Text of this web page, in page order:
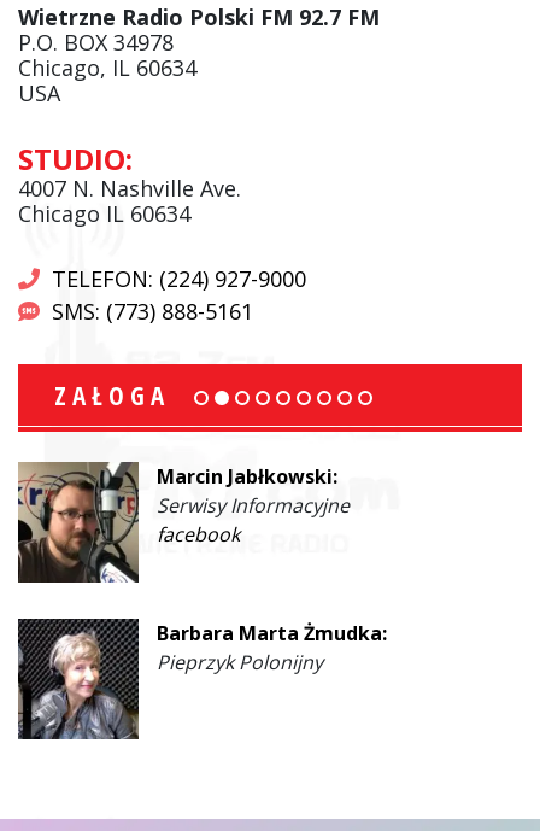
Wietrzne Radio Polski FM 92.7 FM
P.O. BOX 34978
Chicago, IL 60634
USA
STUDIO:
4007 N. Nashville Ave.
Chicago IL 60634
TELEFON: (224) 927-9000
SMS: (773) 888-5161
ZAŁOGA
Marcin Jabłkowski:
Serwisy Informacyjne
facebook
Barbara Marta Żmudka:
Pieprzyk Polonijny